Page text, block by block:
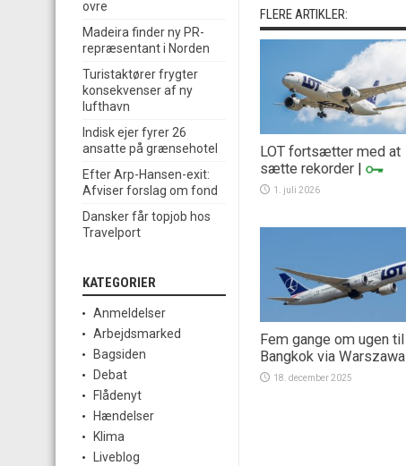
FLERE ARTIKLER:
LOT fortsætter med at
sætte rekorder
1. juli 2026
Fem gange om ugen til
Bangkok via Warszawa
18. december 2025
ovre
Madeira finder ny PR-
repræsentant i Norden
Turistaktører frygter
konsekvenser af ny
lufthavn
Indisk ejer fyrer 26
ansatte på grænsehotel
Efter Arp-Hansen-exit:
Afviser forslag om fond
Dansker får topjob hos
Travelport
KATEGORIER
Anmeldelser
Arbejdsmarked
Bagsiden
Debat
Flådenyt
Hændelser
Klima
Liveblog